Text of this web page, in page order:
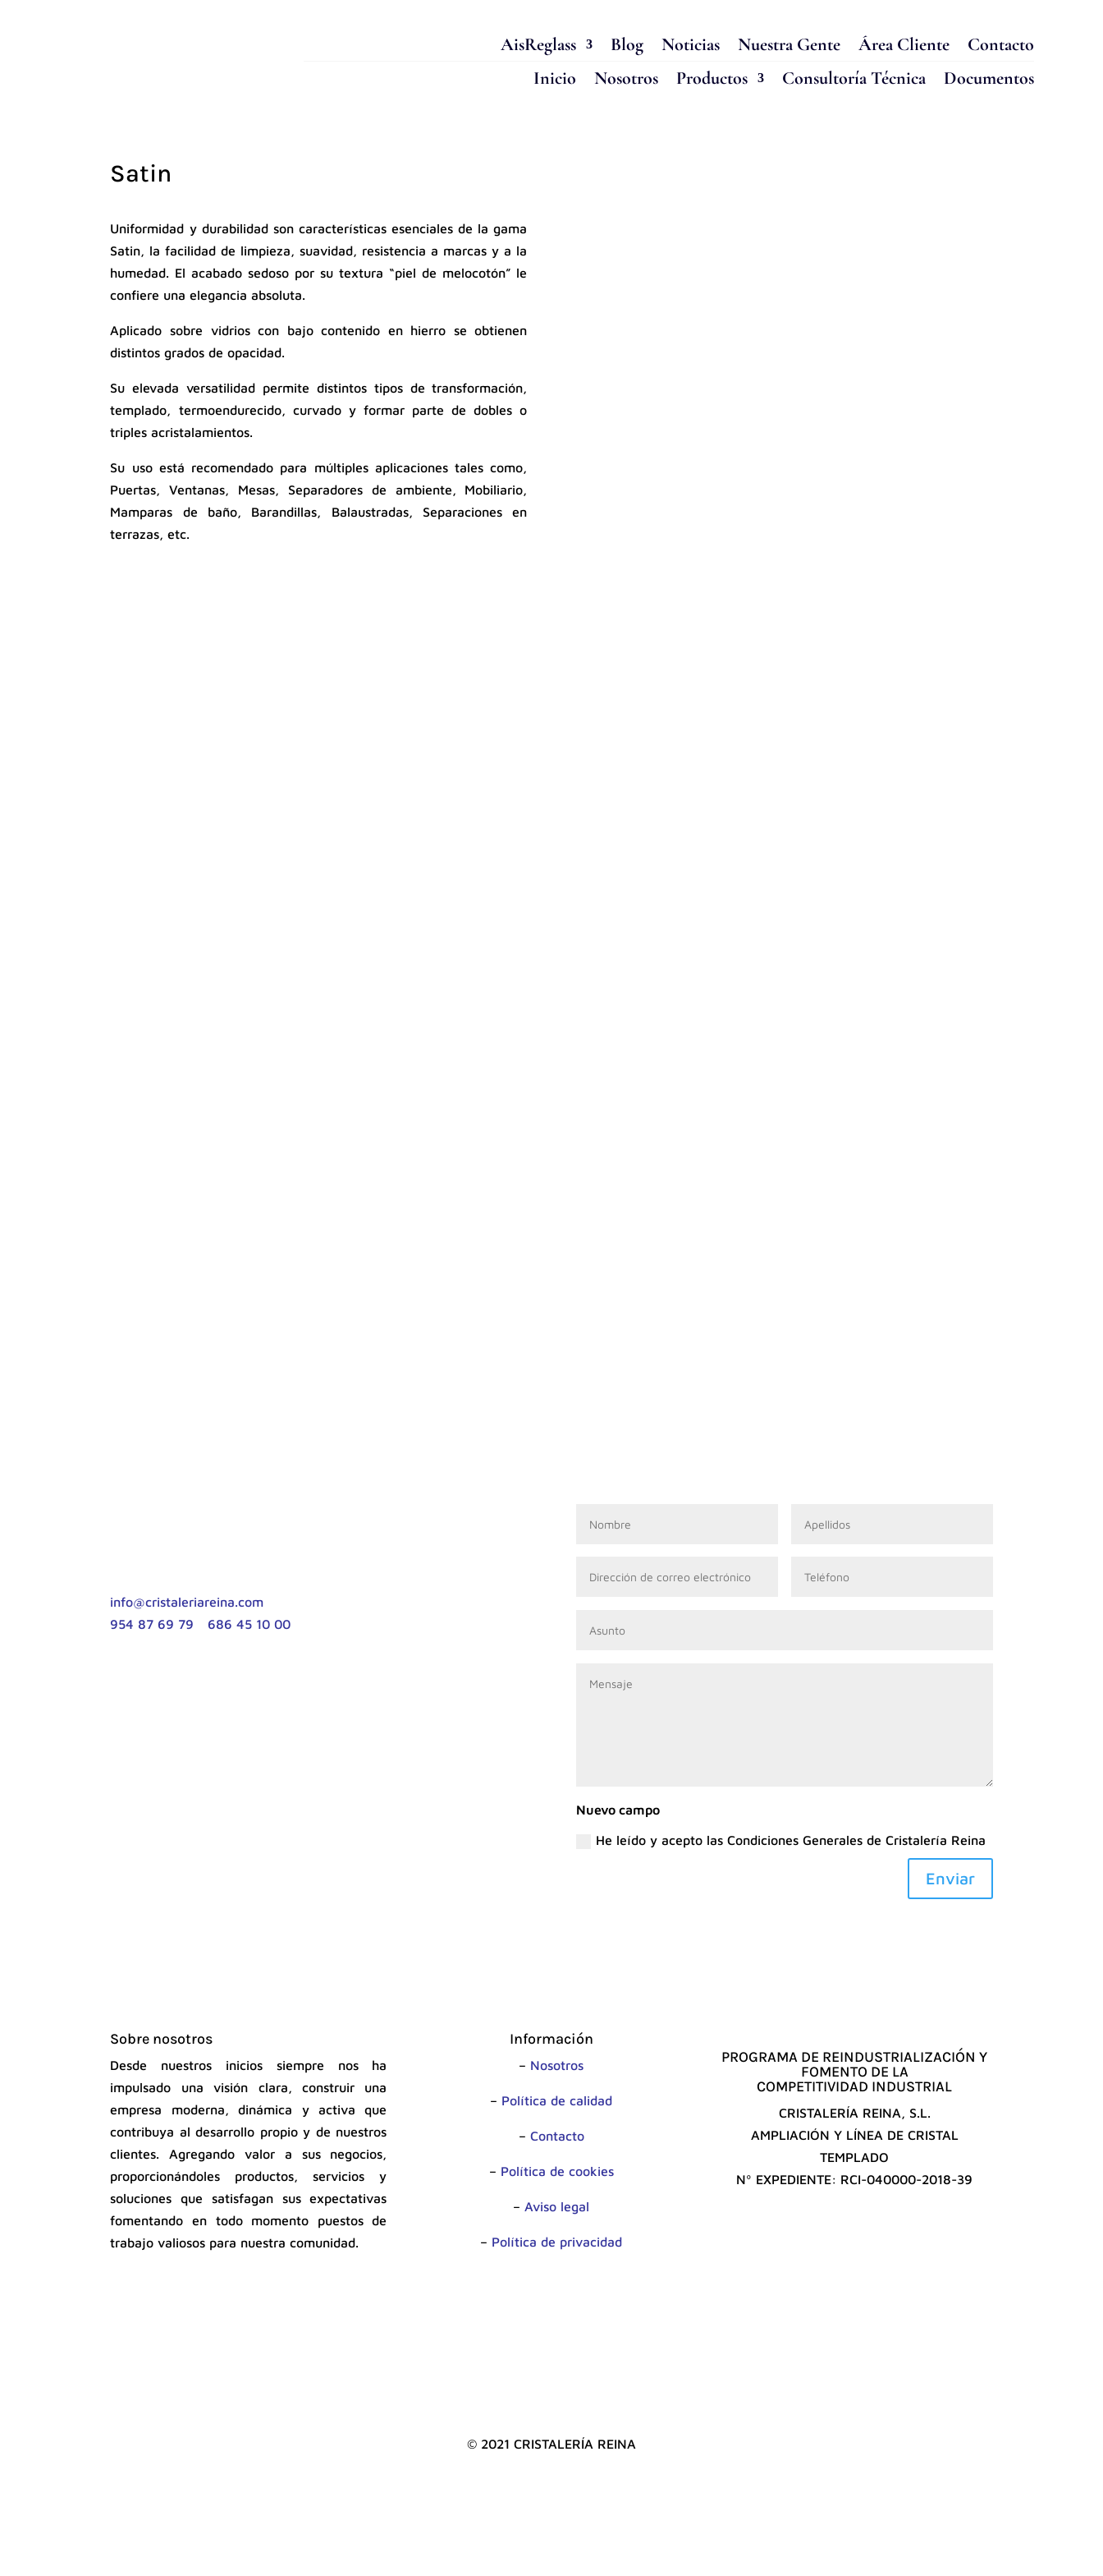
AisReglass Blog Noticias Nuestra Gente Área Cliente
Contacto
Inicio
Nosotros Productos Consultoría Técnica Documentos
Satin
Uniformidad y durabilidad son características esenciales de la gama
Satin, la facilidad de limpieza, suavidad, resistencia a marcas y a la
humedad. El acabado sedoso por su textura “piel de melocotón” le
confiere una elegancia absoluta.
Aplicado sobre vidrios con bajo contenido en hierro se obtienen
distintos grados de opacidad.
Su elevada versatilidad permite distintos tipos de transformación,
templado, termoendurecido, curvado y formar parte de dobles o
triples acristalamientos.
Su uso está recomendado para múltiples aplicaciones tales como,
Puertas, Ventanas, Mesas, Separadores de ambiente, Mobiliario,
Mamparas de baño, Barandillas, Balaustradas, Separaciones en
terrazas, etc.
info@cristaleriareina.com
954 87 69 79
686 45 10 00
Nuevo campo
He leído y acepto las Condiciones Generales de Cristalería Reina
Enviar
Sobre nosotros
Desde nuestros inicios siempre nos ha
impulsado una visión clara, construir una
empresa moderna, dinámica y activa que
contribuya al desarrollo propio y de nuestros
clientes. Agregando valor a sus negocios,
proporcionándoles productos, servicios y
soluciones que satisfagan sus expectativas
fomentando en todo momento puestos de
trabajo valiosos para nuestra comunidad.
Información
– Nosotros
– Política de calidad
– Contacto
– Política de cookies
–Aviso legal
– Política de privacidad
PROGRAMA DE REINDUSTRIALIZACIÓN Y
FOMENTO DE LA
COMPETITIVIDAD INDUSTRIAL
CRISTALERÍA REINA, S.L.
AMPLIACIÓN Y LÍNEA DE CRISTAL
TEMPLADO
Nº EXPEDIENTE: RCI-040000-2018-39
© 2021 CRISTALERÍA REINA